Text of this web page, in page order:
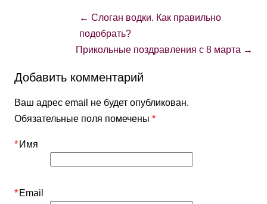
← Слоган водки. Как правильно
подобрать?
Прикольные поздравления с 8 марта →
Добавить комментарий
Ваш адрес email не будет опубликован.
Обязательные поля помечены*
Имя
*
Email
*